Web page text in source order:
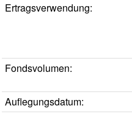
Ertragsverwendung:
Fondsvolumen:
Auflegungsdatum: